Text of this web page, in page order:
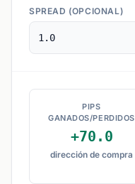
SPREAD (OPCIONAL)
PIPS
GANADOS/PERDIDOS
+70.0
dirección de compra